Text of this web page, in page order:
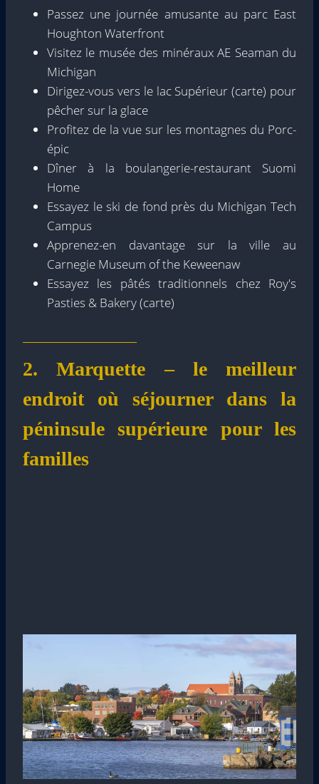
Passez une journée amusante au parc East
Houghton Waterfront
Visitez le musée des minéraux AE Seaman du
Michigan
Dirigez-vous vers le lac Supérieur (carte) pour
pêcher sur la glace
Profitez de la vue sur les montagnes du Porc-
épic
Dîner à la boulangerie-restaurant Suomi
Home
Essayez le ski de fond près du Michigan Tech
Campus
Apprenez-en davantage sur la ville au
Carnegie Museum of the Keweenaw
Essayez les pâtés traditionnels chez Roy's
Pasties & Bakery (carte)
2. Marquette – le meilleur
endroit où séjourner dans la
péninsule supérieure pour les
familles